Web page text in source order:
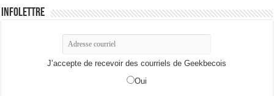
Infolettre
J’accepte de recevoir des courriels de Geekbecois
Oui